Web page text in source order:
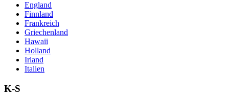
England
Finnland
Frankreich
Griechenland
Hawaii
Holland
Irland
Italien
K-S